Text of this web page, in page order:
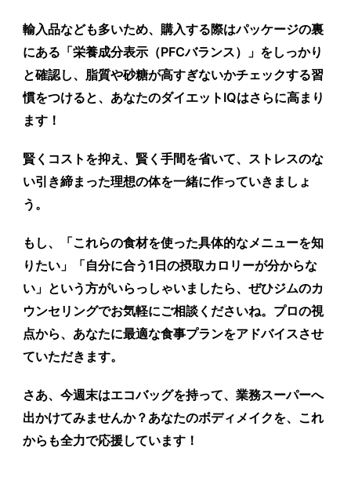
輸入品なども多いため、購入する際はパッケージの裏
にある「栄養成分表示（PFCバランス）」をしっかり
と確認し、脂質や砂糖が高すぎないかチェックする習
慣をつけると、あなたのダイエットIQはさらに高まり
ます！
賢くコストを抑え、賢く手間を省いて、ストレスのな
い引き締まった理想の体を一緒に作っていきましょ
う。
もし、「これらの食材を使った具体的なメニューを知
りたい」「自分に合う1日の摂取カロリーが分からな
い」という方がいらっしゃいましたら、ぜひジムのカ
ウンセリングでお気軽にご相談くださいね。プロの視
点から、あなたに最適な食事プランをアドバイスさせ
ていただきます。
さあ、今週末はエコバッグを持って、業務スーパーへ
出かけてみませんか？あなたのボディメイクを、これ
からも全力で応援しています！